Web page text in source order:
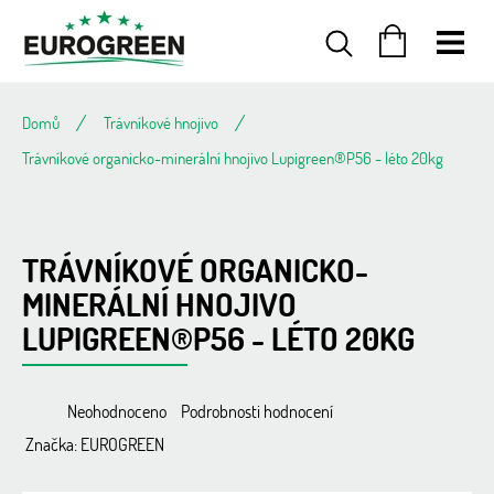
obsah
Domů
Trávníkové hnojivo
Trávníkové organicko-minerální hnojivo Lupigreen®P56 - léto 20kg
TRÁVNÍKOVÉ ORGANICKO-
MINERÁLNÍ HNOJIVO
LUPIGREEN®P56 - LÉTO 20KG
Průměrné
hodnocení
Neohodnoceno
Podrobnosti hodnocení
Značka:EUROGREEN